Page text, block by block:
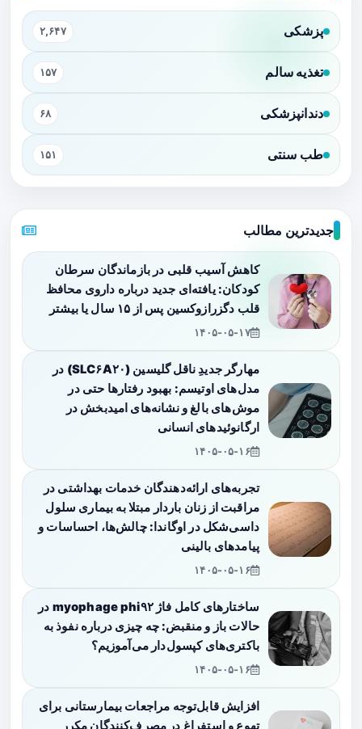
پزشکی ۲,۶۴۷
تغذیه سالم ۱۵۷
دندانپزشکی ۶۸
طب سنتی ۱۵۱
جدیدترین مطالب
کاهش آسیب قلبی در بازماندگان سرطان
کودکان: یافته‌ای جدید درباره داروی محافظ
قلب دگزرازوکسین پس از ۱۵ سال یا بیشتر
۱۴۰۵-۰۵-۱۷
مهارگر جدیدِ ناقل گلیسین (SLC۶A۲۰) در
مدل‌های اوتیسم: بهبود رفتارها حتی در
موش‌های بالغ و نشانه‌های امیدبخش در
ارگانوئیدهای انسانی
۱۴۰۵-۰۵-۱۶
تجربه‌های ارائه‌دهندگان خدمات بهداشتی در
مراقبت از زنان باردار مبتلا به بیماری سلول
داسی‌شکل در اوگاندا: چالش‌ها، احساسات و
پیامدهای بالینی
۱۴۰۵-۰۵-۱۶
ساختارهای کامل فاژ myophage phi۹۲ در
حالات باز و منقبض: چه چیزی درباره نفوذ به
باکتری‌های کپسول‌دار می‌آموزیم؟
۱۴۰۵-۰۵-۱۶
افزایش قابل‌توجه مراجعات بیمارستانی برای